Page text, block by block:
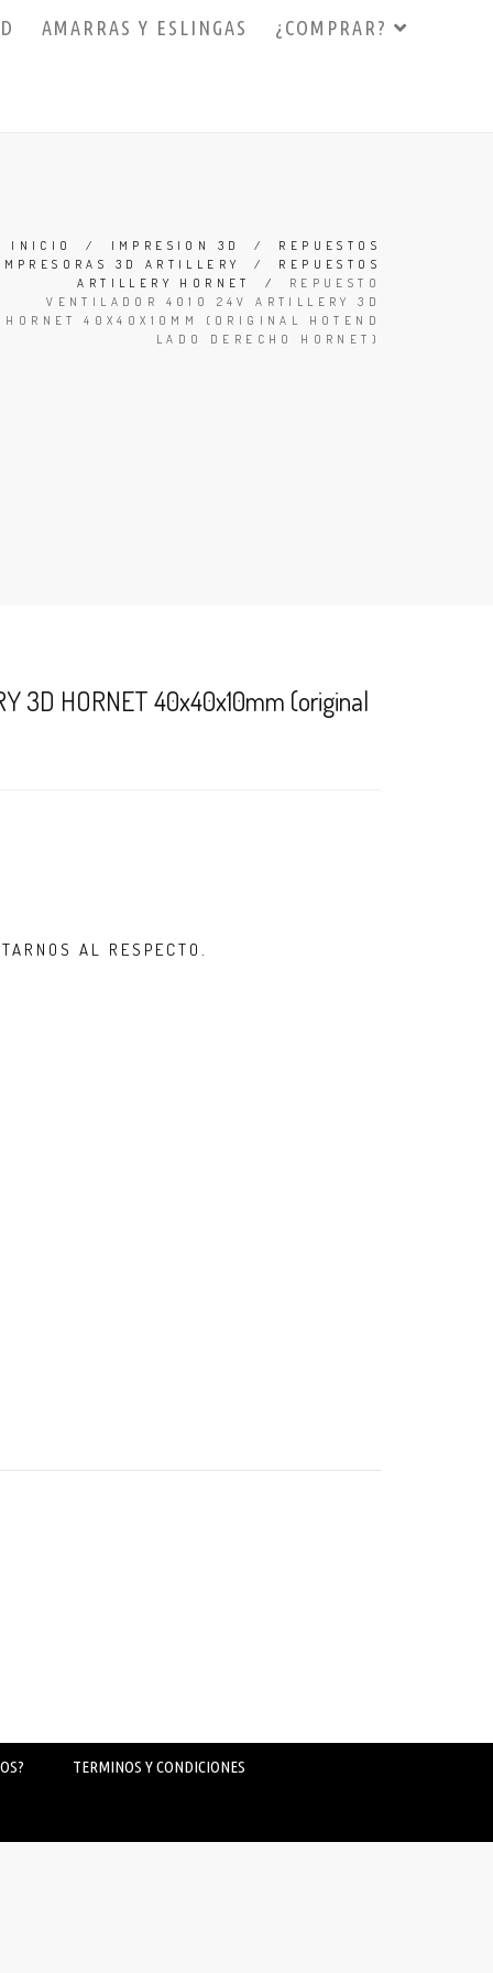
AMARRAS Y ESLINGAS ¿COMPRAR?
INICIO / IMPRESION 3D / REPUESTOS
3D ARTILLERY
/ REPUESTOS
ARTILLERY HORNET
/ REPUESTO
VENTILADOR 4010 24V ARTILLERY 3D
HORNET 40X40X10MM (ORIGINAL HOTEND
LADO DERECHO HORNET)
3D HORNET 40x40x10mm (original
AL RESPECTO.
TERMINOS Y CONDICIONES